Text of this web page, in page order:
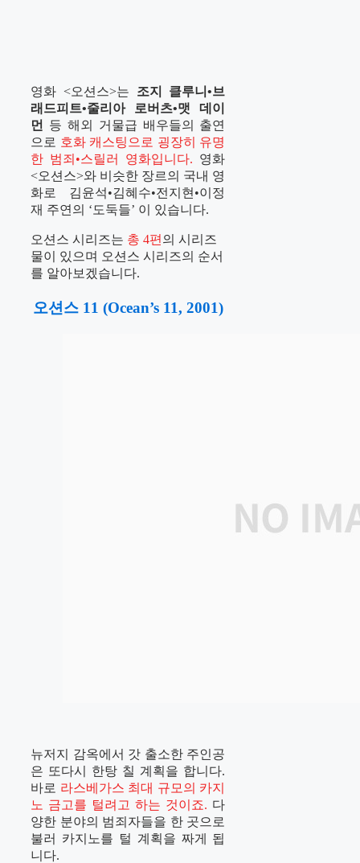
영화 <오션스>는 조지 클루니•브
래드피트•줄리아 로버츠•맷 데이
먼
등 해외 거물급 배우들의 출연
으로 호화 캐스팅으로 굉장히 유명
한 범죄•스릴러 영화입니다. 영화
<오션스>와 비슷한 장르의 국내 영
화로 김윤석•김혜수•전지현•이정
재 주연의 ‘도둑들’ 이 있습니다.
오션스 시리즈는 총 4편 의 시리즈
물이 있으며 오션스 시리즈의 순서
를 알아보겠습니다.
오션스 11 (Ocean’s 11, 2001)
뉴저지 감옥에서 갓 출소한 주인공
은 또다시 한탕 칠 계획을 합니다.
바로 라스베가스 최대 규모의 카지
노 금고를 털려고 하는 것이죠. 다
양한 분야의 범죄자들을 한 곳으로
불러 카지노를 털 계획을 짜게 됩
니다.